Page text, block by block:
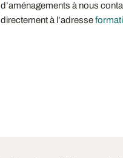
d’aménagements à nous
directement à l’adresse